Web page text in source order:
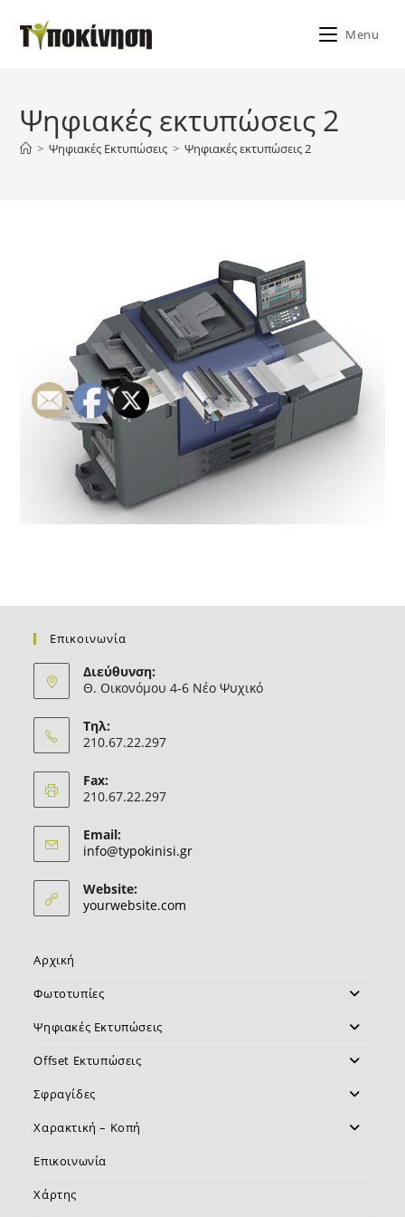
content
Menu
Ψηφιακές εκτυπώσεις 2
> Ψηφιακές Εκτυπώσεις > Ψηφιακές εκτυπώσεις 2
Επικοινωνία
Διεύθυνση:
Θ. Οικονόμου 4-6 Νέο Ψυχικό
Τηλ:
210.67.22.297
Fax:
210.67.22.297
Email:
info@typokinisi.grOpens
Website:
yourwebsite.com
Αρχική
Φωτοτυπίες
Ψηφιακές Εκτυπώσεις
Offset Εκτυπώσεις
Σφραγίδες
Χαρακτική – Κοπή
Επικοινωνία
Χάρτης